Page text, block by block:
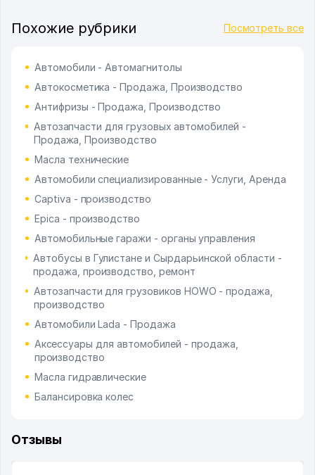
Похожие рубрики Посмотреть все
Автомобили - Автомагнитолы
Автокосметика - Продажа, Производство
Антифризы - Продажа, Производство
Автозапчасти для грузовых автомобилей -
Продажа, Производство
Масла технические
Автомобили специализированные - Услуги, Аренда
Captiva - производство
Epica - производство
Автомобильные гаражи - органы управления
Автобусы в Гулистане и Сырдарьинской области -
продажа, производство, ремонт
Автозапчасти для грузовиков HOWO - продажа,
производство
Автомобили Lada - Продажа
Аксессуары для автомобилей - продажа,
производство
Масла гидравлические
Балансировка колес
Отзывы